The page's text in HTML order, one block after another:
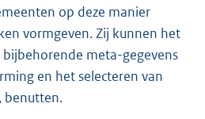
op deze manier
vormgeven. Zij kunnen het
bijbehorende meta-gegevens
en het selecteren van
benutten.